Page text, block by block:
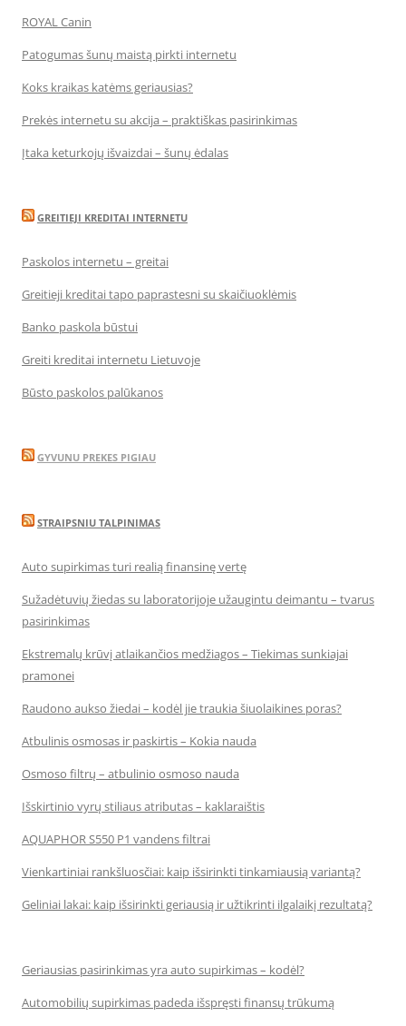
ROYAL Canin
Patogumas šunų maistą pirkti internetu
Koks kraikas katėms geriausias?
Prekės internetu su akcija – praktiškas pasirinkimas
Įtaka keturkojų išvaizdai – šunų ėdalas
GREITIEJI KREDITAI INTERNETU
Paskolos internetu – greitai
Greitieji kreditai tapo paprastesni su skaičiuoklėmis
Banko paskola būstui
Greiti kreditai internetu Lietuvoje
Būsto paskolos palūkanos
GYVUNU PREKES PIGIAU
STRAIPSNIU TALPINIMAS
Auto supirkimas turi realią finansinę vertę
Sužadėtuvių žiedas su laboratorijoje užaugintu deimantu – tvarus
pasirinkimas
Ekstremalų krūvį atlaikančios medžiagos – Tiekimas sunkiajai
pramonei
Raudono aukso žiedai – kodėl jie traukia šiuolaikines poras?
Atbulinis osmosas ir paskirtis – Kokia nauda
Osmoso filtrų – atbulinio osmoso nauda
Išskirtinio vyrų stiliaus atributas – kaklaraištis
AQUAPHOR S550 P1 vandens filtrai
Vienkartiniai rankšluosčiai: kaip išsirinkti tinkamiausią variantą?
Geliniai lakai: kaip išsirinkti geriausią ir užtikrinti ilgalaikį rezultatą?
Geriausias pasirinkimas yra auto supirkimas – kodėl?
Automobilių supirkimas padeda išspręsti finansų trūkumą